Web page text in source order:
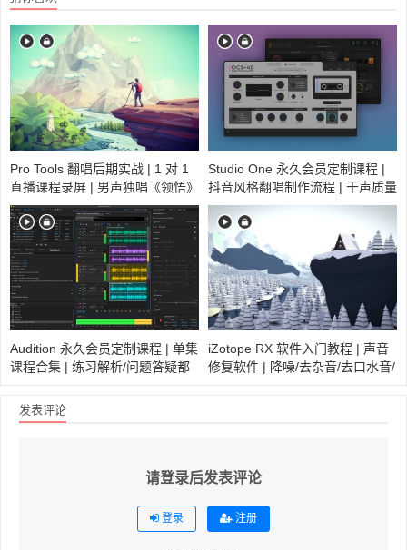
Pro Tools 翻唱后期实战 | 1 对 1
直播课程录屏 | 男声独唱《领悟》
Live 版
Studio One 永久会员定制课程 |
抖音风格翻唱制作流程 | 干声质量
情况非常不理想该怎么处理？
Audition 永久会员定制课程 | 单集
课程合集 | 练习解析/问题答疑都
iZotope RX 软件入门教程 | 声音
修复软件 | 降噪/去杂音/去口水音/
发表评论
请登录后发表评论
登录 注册